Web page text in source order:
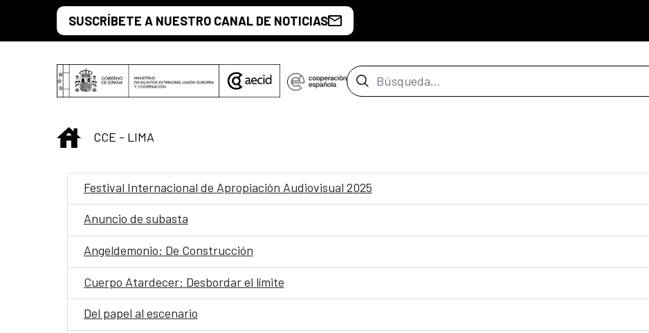
Saltar al contenido principal
SUSCRÍBETE A NUESTRO CANAL DE NOTICIAS
Barra de búsqueda
INICIO
CCE - LIMA
Festival Internacional de Apropiación Audiovisual 2025
Anuncio de subasta
Angeldemonio: De Construcción
Cuerpo Atardecer: Desbordar el límite
Del papel al escenario